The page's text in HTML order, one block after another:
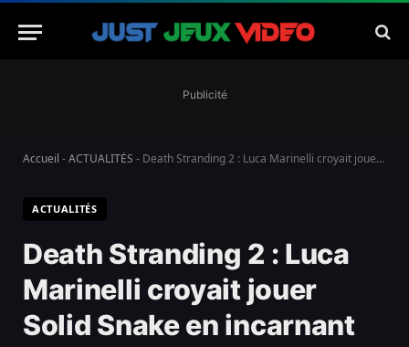
Publicité
Accueil -ACTUALITÉS - Death Stranding 2 : Luca Marinelli croyait jouer Solid Snake en incarnant Neil
ACTUALITÉS
Death Stranding 2 : Luca
Marinelli croyait jouer
Solid Snake en incarnant